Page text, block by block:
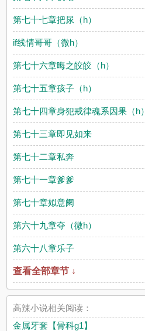
第七十七章把尿（h）
if线情哥哥（微h）
第七十六章晦之皎皎（h）
第七十五章孩子（h）
第七十四章身犯戒律魂系因果（h）
第七十三章即见如来
第七十二章私奔
第七十一章爹爹
第七十章姒意阑
第六十九章夺（微h）
第六十八章乐子
查看全部章节 ↓
高辣小说相关阅读：
金属牙套【骨科g1】